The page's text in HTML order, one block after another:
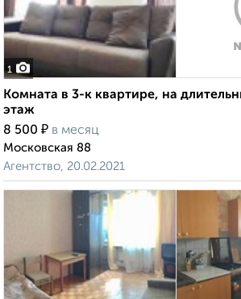
1
Комната в 3-к квартире, на
этаж
8 500 ₽ в месяц
Московская 88
Агентство, 20.02.2021